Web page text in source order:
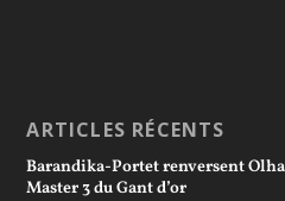
ARTICLES RÉCENTS
Barandika-Portet renversent
Master 3 du Gant d’or